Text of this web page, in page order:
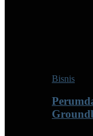
Bisnis